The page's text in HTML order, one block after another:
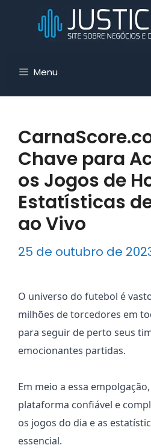
Menu
Chave para
os Jogos de
Estatísticas
ao Vivo
25 de outubro de
O universo do futebol é
milhões de torcedores em
para seguir de perto seus
emocionantes partidas.
Em meio a essa
plataforma confiável e
os jogos do dia e as
essencial.